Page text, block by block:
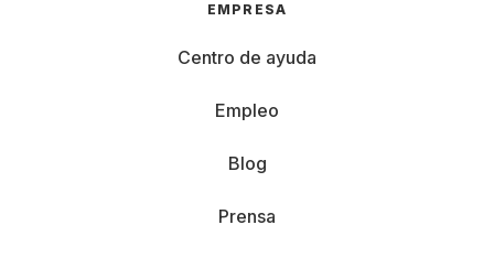
EMPRESA
Centro de ayuda
Empleo
Blog
Prensa